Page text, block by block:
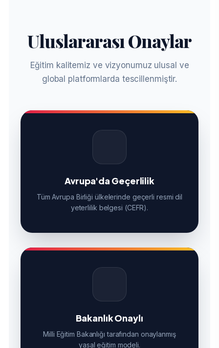
Uluslararası Onaylar
Eğitim kalitemiz ve vizyonumuz ulusal ve
global platformlarda tescillenmiştir.
Avrupa'da Geçerlilik
Tüm Avrupa Birliği ülkelerinde geçerli resmi dil
yeterlilik belgesi (CEFR).
Bakanlık Onaylı
Milli Eğitim Bakanlığı tarafından onaylanmış
yasal eğitim modeli.